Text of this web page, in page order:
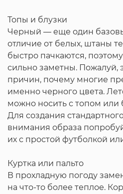
Топы и блузки
Черный — еще один
отличие от белых, штаны
быстро пачкаются,
сильно заметны. Пожалуй,
причин, почему многие
именно черного цвета.
можно носить с топом или
Для создания
внимания образа
их с простой футболкой
Куртка или пальто
В прохладную погоду
на что-то более теплое.